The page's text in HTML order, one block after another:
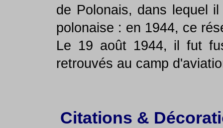
de Polonais, dans lequel
polonaise : en 1944, ce
Le 19 août 1944, il fut
retrouvés au camp
Citations &